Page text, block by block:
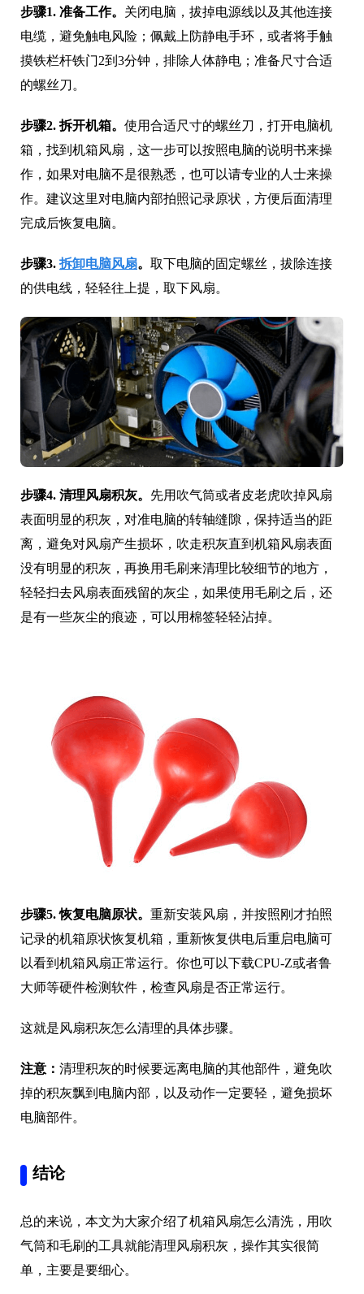
步骤1. 准备工作。 关闭电脑，拔掉电源线以及其他连接
电缆，避免触电风险；佩戴上防静电手环，或者将手触
摸铁栏杆铁门2到3分钟，排除人体静电；准备尺寸合适
的螺丝刀。
步骤2. 拆开机箱。 使用合适尺寸的螺丝刀，打开电脑机
箱，找到机箱风扇，这一步可以按照电脑的说明书来操
作，如果对电脑不是很熟悉，也可以请专业的人士来操
作。建议这里对电脑内部拍照记录原状，方便后面清理
完成后恢复电脑。
步骤3. 拆卸电脑风扇。 取下电脑的固定螺丝，拔除连接
的供电线，轻轻往上提，取下风扇。
步骤4. 清理风扇积灰。 先用吹气筒或者皮老虎吹掉风扇
表面明显的积灰，对准电脑的转轴缝隙，保持适当的距
离，避免对风扇产生损坏，吹走积灰直到机箱风扇表面
没有明显的积灰，再换用毛刷来清理比较细节的地方，
轻轻扫去风扇表面残留的灰尘，如果使用毛刷之后，还
是有一些灰尘的痕迹，可以用棉签轻轻沾掉。
步骤5. 恢复电脑原状。 重新安装风扇，并按照刚才拍照
记录的机箱原状恢复机箱，重新恢复供电后重启电脑可
以看到机箱风扇正常运行。你也可以下载CPU-Z或者鲁
大师等硬件检测软件，检查风扇是否正常运行。
这就是风扇积灰怎么清理的具体步骤。
注意： 清理积灰的时候要远离电脑的其他部件，避免吹
掉的积灰飘到电脑内部，以及动作一定要轻，避免损坏
电脑部件。
结论
总的来说，本文为大家介绍了机箱风扇怎么清洗，用吹
气筒和毛刷的工具就能清理风扇积灰，操作其实很简
单，主要是要细心。